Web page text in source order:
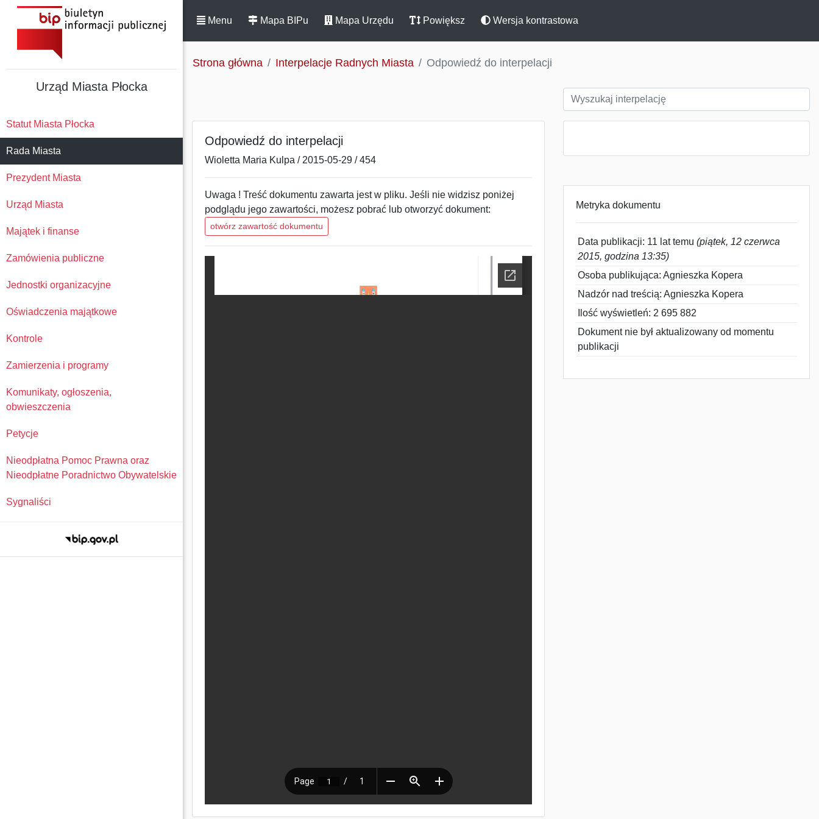
Urząd Miasta Płocka
Statut Miasta Płocka
Rada Miasta
Prezydent Miasta
Urząd Miasta
Majątek i finanse
Zamówienia publiczne
Jednostki organizacyjne
Oświadczenia majątkowe
Kontrole
Zamierzenia i programy
Komunikaty, ogłoszenia,
obwieszczenia
Petycje
Nieodpłatna Pomoc Prawna oraz
Nieodpłatne Poradnictwo Obywatelskie
Sygnaliści
Menu Mapa BIPu Mapa Urzędu Powiększ Wersja kontrastowa
Strona główna Interpelacje Radnych Miasta Odpowiedź do interpelacji
Odpowiedź do interpelacji
Wioletta Maria Kulpa / 2015-05-29 / 454
Uwaga ! Treść dokumentu zawarta jest w pliku. Jeśli nie widzisz poniżej
podglądu jego zawartości, możesz pobrać lub otworzyć dokument:
otwórz zawartość dokumentu
Metryka dokumentu
Data publikacji: 11 lat temu (piątek, 12 czerwca
2015, godzina 13:35)
Osoba publikująca: Agnieszka Kopera
Nadzór nad treścią: Agnieszka Kopera
Ilość wyświetleń: 2 695 882
Dokument nie był aktualizowany od momentu
publikacji